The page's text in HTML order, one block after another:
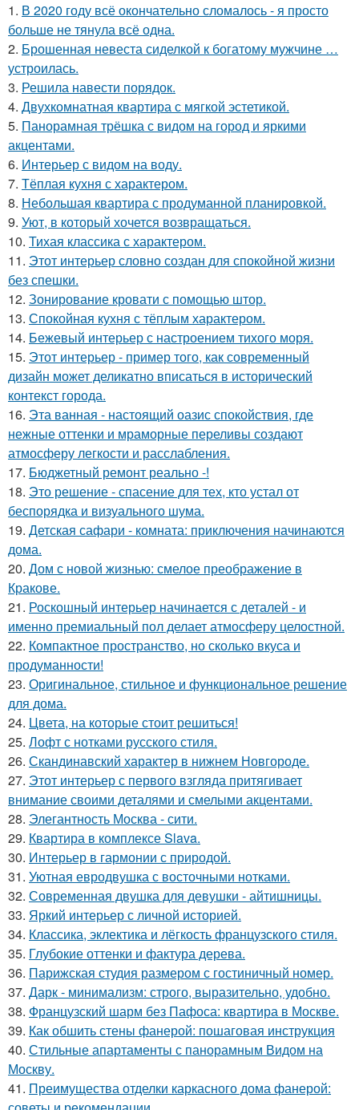
1. В 2020 году всё окончательно сломалось - я просто
больше не тянула всё одна.
2. Брошенная невеста сиделкой к богатому мужчине …
устроилась.
3. Решила навести порядок.
4. Двухкомнатная квартира с мягкой эстетикой.
5. Панорамная трёшка с видом на город и яркими
акцентами.
6. Интерьер с видом на воду.
7. Тёплая кухня с характером.
8. Небольшая квартира с продуманной планировкой.
9. Уют, в который хочется возвращаться.
10. Тихая классика с характером.
11. Этот интерьер словно создан для спокойной жизни
без спешки.
12. Зонирование кровати с помощью штор.
13. Спокойная кухня с тёплым характером.
14. Бежевый интерьер с настроением тихого моря.
15. Этот интерьер - пример того, как современный
дизайн может деликатно вписаться в исторический
контекст города.
16. Эта ванная - настоящий оазис спокойствия, где
нежные оттенки и мраморные переливы создают
атмосферу легкости и расслабления.
17. Бюджетный ремонт реально -!
18. Это решение - спасение для тех, кто устал от
беспорядка и визуального шума.
19. Детская сафари - комната: приключения начинаются
дома.
20. Дом с новой жизнью: смелое преображение в
Кракове.
21. Роскошный интерьер начинается с деталей - и
именно премиальный пол делает атмосферу целостной.
22. Компактное пространство, но сколько вкуса и
продуманности!
23. Оригинальное, стильное и функциональное решение
для дома.
24. Цвета, на которые стоит решиться!
25. Лофт с нотками русского стиля.
26. Скандинавский характер в нижнем Новгороде.
27. Этот интерьер с первого взгляда притягивает
внимание своими деталями и смелыми акцентами.
28. Элегантность Москва - сити.
29. Квартира в комплексе Slava.
30. Интерьер в гармонии с природой.
31. Уютная евродвушка с восточными нотками.
32. Современная двушка для девушки - айтишницы.
33. Яркий интерьер с личной историей.
34. Классика, эклектика и лёгкость французского стиля.
35. Глубокие оттенки и фактура дерева.
36. Парижская студия размером с гостиничный номер.
37. Дарк - минимализм: строго, выразительно, удобно.
38. Французский шарм без Пафоса: квартира в Москве.
39. Как обшить стены фанерой: пошаговая инструкция
40. Стильные апартаменты с панорамным Видом на
Москву.
41. Преимущества отделки каркасного дома фанерой: